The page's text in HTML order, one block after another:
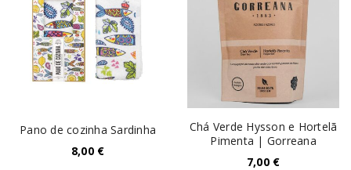
Pano de cozinha Sardinha
8,00 €
Chá Verde Hysson e Hortelã
Pimenta | Gorreana
7,00 €